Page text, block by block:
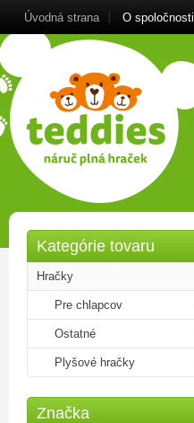
Úvodná strana O spoločnosti
Kategórie tovaru
Hračky
Pre chlapcov
Ostatné
Plyšové hračky
Značka